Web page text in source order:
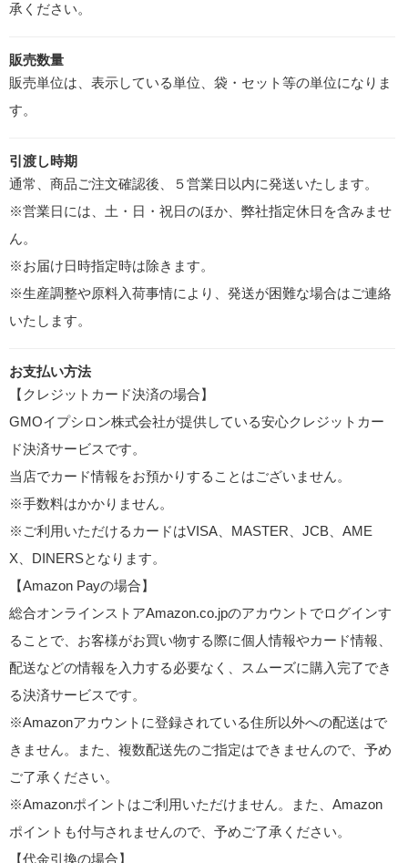
承ください。
販売数量
販売単位は、表示している単位、袋・セット等の単位になりま
す。
引渡し時期
通常、商品ご注文確認後、５営業日以内に発送いたします。
※営業日には、土・日・祝日のほか、弊社指定休日を含みませ
ん。
※お届け日時指定時は除きます。
※生産調整や原料入荷事情により、発送が困難な場合はご連絡
いたします。
お支払い方法
【クレジットカード決済の場合】
GMOイプシロン株式会社が提供している安心クレジットカー
ド決済サービスです。
当店でカード情報をお預かりすることはございません。
※手数料はかかりません。
※ご利用いただけるカードはVISA、MASTER、JCB、AME
X、DINERSとなります。
【Amazon Payの場合】
総合オンラインストアAmazon.co.jpのアカウントでログインす
ることで、お客様がお買い物する際に個人情報やカード情報、
配送などの情報を入力する必要なく、スムーズに購入完了でき
る決済サービスです。
※Amazonアカウントに登録されている住所以外への配送はで
きません。また、複数配送先のご指定はできませんので、予め
ご了承ください。
※Amazonポイントはご利用いただけません。また、Amazon
ポイントも付与されませんので、予めご了承ください。
【代金引換の場合】